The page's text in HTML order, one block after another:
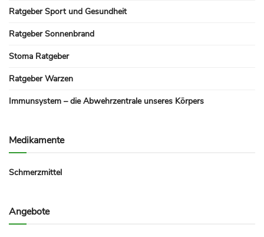
Ratgeber Sport und Gesundheit
Ratgeber Sonnenbrand
Stoma Ratgeber
Ratgeber Warzen
Immunsystem – die Abwehrzentrale unseres Körpers
Medikamente
Schmerzmittel
Angebote